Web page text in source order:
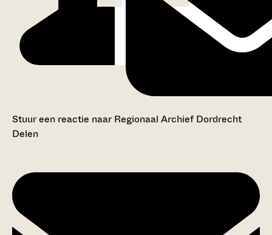
Stuur een reactie naar Regionaal Archief Dordrecht
Delen